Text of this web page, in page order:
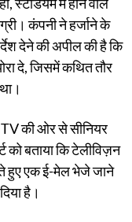
कंपनी ने हर्जाने के
देने की अपील की है कि
दे, जिसमें कथित तौर
की ओर से सीनियर
बताया कि टेलीविज़न
हुए एक ई-मेल भेजे जाने
है।